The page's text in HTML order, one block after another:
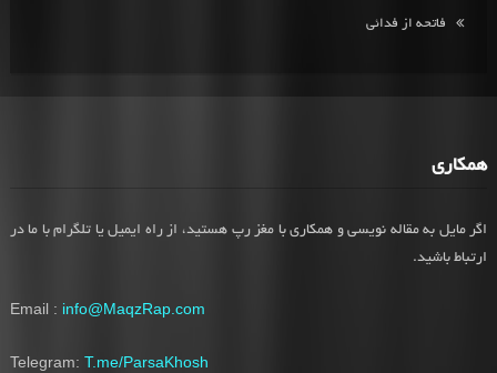
فاتحه از فدائی
همکاری
اگر مایل به مقاله نویسی و همکاری با مغز رپ هستید، از راه ایمیل یا تلگرام با ما در
ارتباط باشید.
Email : info@MaqzRap.com
Telegram: T.me/ParsaKhosh